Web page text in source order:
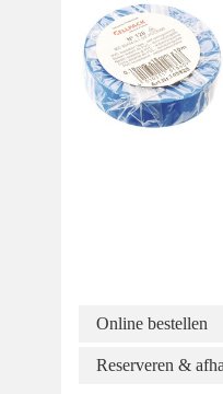
Online bestellen
Reserveren &